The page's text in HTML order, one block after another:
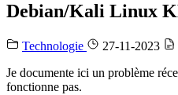
Debian/Kali Linux
Technologie 27-11-2023
Je documente ici un problème
fonctionne pas.